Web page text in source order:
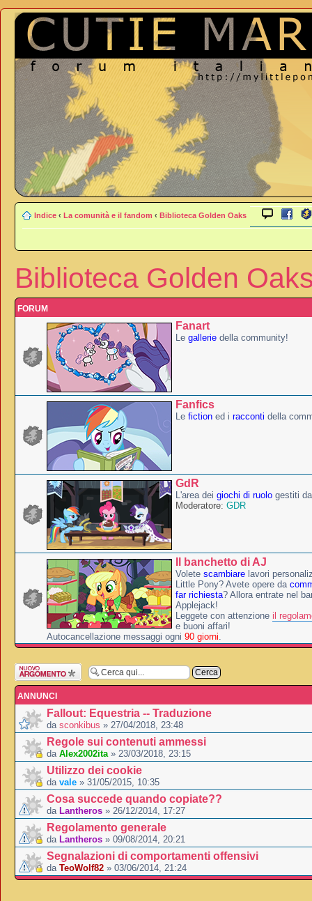
Indice ‹ La comunità e il fandom ‹ Biblioteca Golden Oaks
Biblioteca Golden
FORUM
Fanart
Le gallerie della community!
Fanfics
Le fiction ed i racconti della
GdR
L'area dei giochi di ruolo gestiti
Moderatore: GDR
Il banchetto di AJ
Volete scambiare lavori
Little Pony? Avete opere da
far richiesta? Allora entrate nel
Applejack!
Leggete con attenzione il
e buoni affari!
Autocancellazione messaggi ogni 90 giorni.
Scrivi un nuovo
argomento
ANNUNCI
Fallout: Equestria -- Traduzione
da sconkibus » 27/04/2018, 23:48
Regole sui contenuti ammessi
da Alex2002ita» 23/03/2018, 23:15
Utilizzo dei cookie
da vale » 31/05/2015, 10:35
Cosa succede quando copiate??
da Lantheros » 26/12/2014, 17:27
Regolamento generale
da Lantheros » 09/08/2014, 20:21
Segnalazioni di comportamenti offensivi
da TeoWolf82 » 03/06/2014, 21:24